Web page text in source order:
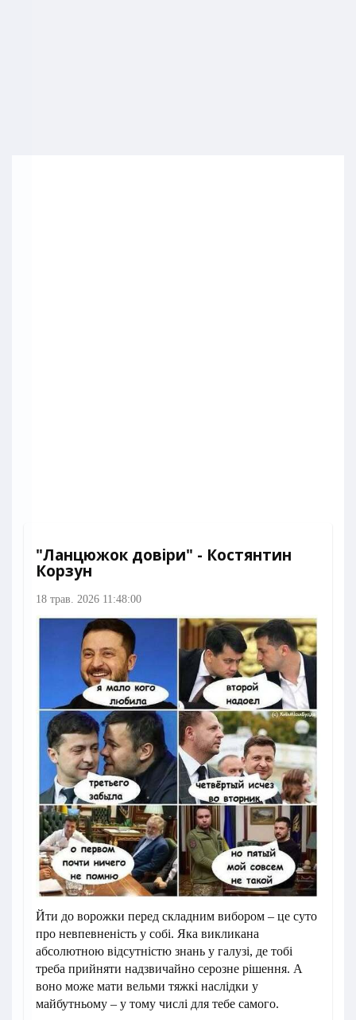
"Ланцюжок довіри" - Костянтин
Корзун
18 трав. 2026 11:48:00
Йти до ворожки перед складним вибором – це суто
про невпевненість у собі. Яка викликана
абсолютною відсутністю знань у галузі, де тобі
треба прийняти надзвичайно серозне рішення. А
воно може мати вельми тяжкі наслідки у
майбутньому – у тому числі для тебе самого.